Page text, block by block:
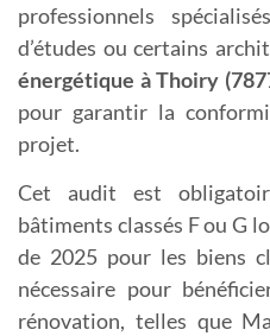
professionnels
d’études ou certains
énergétique à Thoiry
pour garantir la
projet.
Cet audit est
bâtiments classés F ou G
de 2025 pour les biens
nécessaire pour
rénovation, telles que